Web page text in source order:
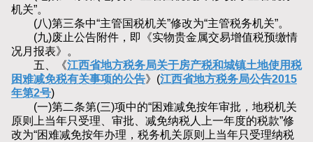
机关”。
(八)第三条中“主管国税机关”修改为“主管税务机关”。
(九)废止公告附件，即《实物贵金属交易增值税预缴情
况月报表》。
五、《江西省地方税务局关于房产税和城镇土地使用税
困难减免税有关事项的公告》(江西省地方税务局公告2015
年第2号)
(一)第二条第(三)项中的“困难减免按年审批，地税机关
原则上当年只受理、审批、减免纳税人上一年度的税款”修
改为“困难减免按年办理，税务机关原则上当年只受理纳税